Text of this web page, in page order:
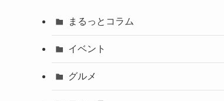
まるっとコラム
イベント
グルメ